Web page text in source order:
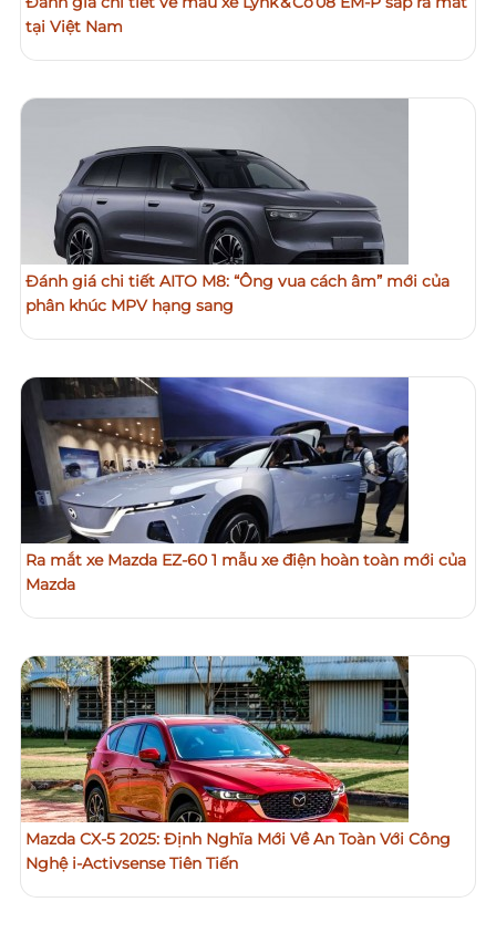
tại Việt Nam
Đánh giá chi tiết AITO M8: “Ông vua cách âm” mới của
phân khúc MPV hạng sang
Ra mắt xe Mazda EZ-60 1 mẫu xe điện hoàn toàn mới của
Mazda
Mazda CX-5 2025: Định Nghĩa Mới Về An Toàn Với Công
Nghệ i-Activsense Tiên Tiến